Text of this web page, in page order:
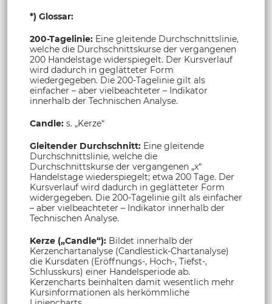
*) Glossar:
200-Tagelinie: Eine gleitende Durchschnittslinie,
welche die Durchschnittskurse der vergangenen
200 Handelstage widerspiegelt. Der Kursverlauf
wird dadurch in geglätteter Form
wiedergegeben. Die 200-Tagelinie gilt als
einfacher – aber vielbeachteter – Indikator
innerhalb der Technischen Analyse.
Candle: s. „Kerze“
Gleitender Durchschnitt: Eine gleitende
Durchschnittslinie, welche die
Durchschnittskurse der vergangenen „x“
Handelstage wiederspiegelt; etwa 200 Tage. Der
Kursverlauf wird dadurch in geglätteter Form
widergegeben. Die 200-Tagelinie gilt als einfacher
– aber vielbeachteter – Indikator innerhalb der
Technischen Analyse.
Kerze („Candle“): Bildet innerhalb der
Kerzenchartanalyse (Candlestick-Chartanalyse)
die Kursdaten (Eröffnungs-, Hoch-, Tiefst-,
Schlusskurs) einer Handelsperiode ab.
Kerzencharts beinhalten damit wesentlich mehr
Kursinformationen als herkömmliche